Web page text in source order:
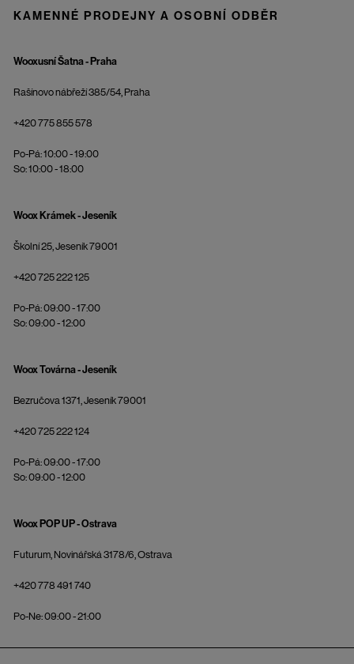
KAMENNÉ PRODEJNY A OSOBNÍ ODBĚR
Wooxusní Šatna - Praha
Rašínovo nábřeží 385/54, Praha
+420 775 855 578
Po-Pá: 10:00 - 19:00
So: 10:00 - 18:00
Woox Krámek - Jeseník
Školní 25, Jeseník 79001
+420 725 222 125
Po-Pá: 09:00 - 17:00
So: 09:00 - 12:00
Woox Továrna - Jeseník
Bezručova 1371, Jeseník 79001
+420 725 222 124
Po-Pá: 09:00 - 17:00
So: 09:00 - 12:00
Woox POP UP - Ostrava
Futurum, Novinářská 3178/6, Ostrava
+420 778 491 740
Po-Ne: 09:00 - 21:00